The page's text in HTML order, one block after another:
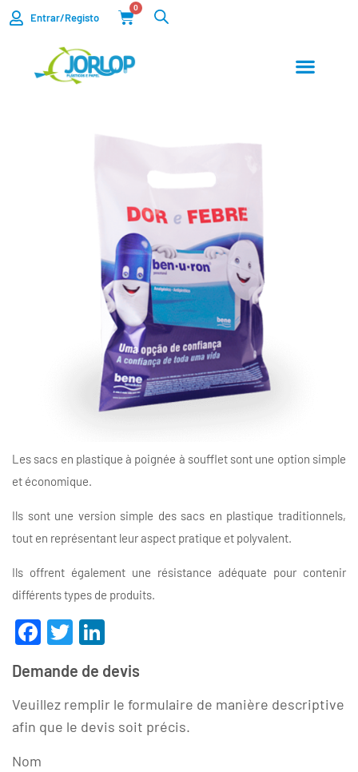
Entrar/Registo
0
Les sacs en plastique à poignée à soufflet sont une option simple
et économique.
Ils sont une version simple des sacs en plastique traditionnels,
tout en représentant leur aspect pratique et polyvalent.
Ils offrent également une résistance adéquate pour contenir
différents types de produits.
Facebook
Twitter
Demande de devis
Veuillez remplir le formulaire de manière descriptive
afin que le devis soit précis.
Nom